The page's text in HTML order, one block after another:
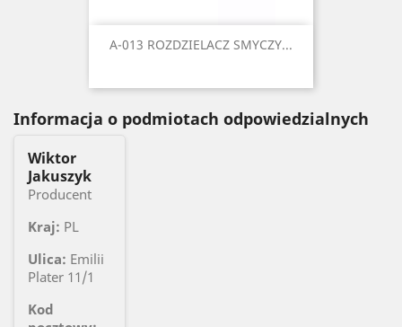
A-013 ROZDZIELACZ SMYCZY...
Informacja o podmiotach odpowiedzialnych
Wiktor
Jakuszyk
Producent
Kraj: PL
Ulica: Emilii
Plater 11/1
Kod